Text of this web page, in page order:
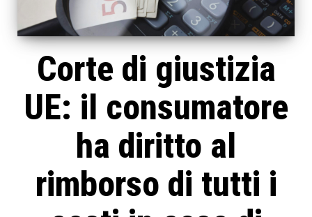
Corte di giustizia
UE: il consumatore
ha diritto al
rimborso di tutti i